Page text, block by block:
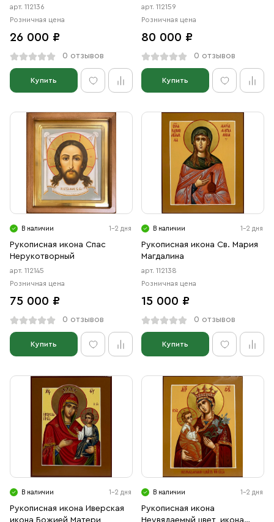
арт. 112136
Розничная цена
26 000 ₽
0 отзывов
Купить
арт. 112159
Розничная цена
80 000 ₽
0 отзывов
Купить
В наличии 1-2 дня
Рукописная икона Спас
Нерукотворный
арт. 112145
Розничная цена
75 000 ₽
0 отзывов
Купить
В наличии 1-2 дня
Рукописная икона Св. Мария
Магдалина
арт. 112138
Розничная цена
15 000 ₽
0 отзывов
Купить
В наличии 1-2 дня
Рукописная икона Иверская
икона Божией Матери
В наличии 1-2 дня
Рукописная икона
Неувядаемый цвет, икона